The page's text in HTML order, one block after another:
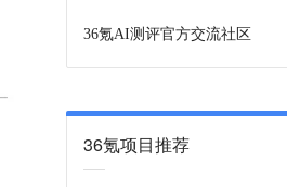
36氪AI测评官方交流社区
36氪项目推荐